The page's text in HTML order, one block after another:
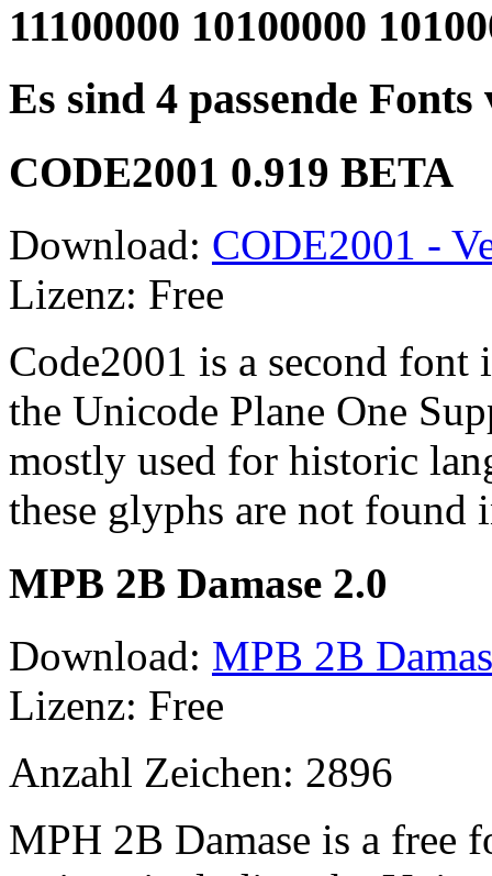
11100000 10100000
Es sind 4 passende
CODE2001 0.919 BETA
Download: CODE2001 -
Lizenz: Free
Code2001 is a second
the Unicode Plane One
mostly used for historic
these glyphs are not found
MPB 2B Damase 2.0
Download: MPB 2B
Lizenz: Free
Anzahl Zeichen: 2896
MPH 2B Damase is a free